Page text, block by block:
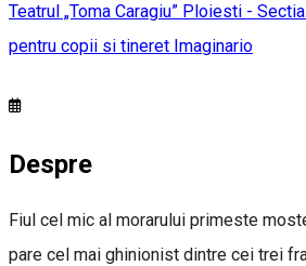
Teatrul „Toma Caragiu” Ploiesti -
pentru copii si tineret Imaginario
Despre
Fiul cel mic al morarului primeste
pare cel mai ghinionist dintre cei trei